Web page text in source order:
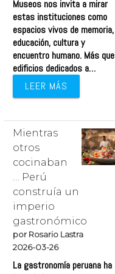
Museos nos invita a mirar
estas instituciones como
espacios vivos de memoria,
educación, cultura y
encuentro humano. Más que
edificios dedicados a…
LEER MÁS
Mientras
otros
cocinaban
… Perú
construía un
imperio
gastronómico
por Rosario Lastra
2026-03-26
La gastronomía peruana ha